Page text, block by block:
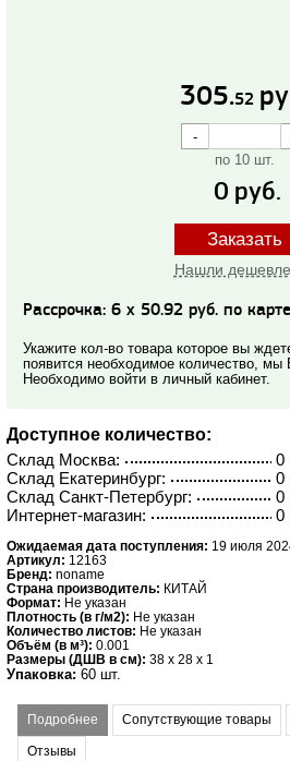
305.52
по 10 шт.
0 руб.
Заказать
Нашли
Рассрочка: 6 x 50.92 руб. по
Укажите кол-во товара которое вы
появится необходимое количество,
Необходимо войти в личный кабинет.
Доступное количество:
0
Склад Москва:
0
Склад Екатеринбург:
0
Склад Санкт-Петербург:
0
Интернет-магазин:
Ожидаемая дата поступления: 19 июля
Артикул: 12163
Бренд: noname
Страна производитель: КИТАЙ
Формат: Не указан
Плотность (в г/м2): Не указан
Количество листов: Не указан
Объём (в м³): 0.001
Размеры (ДШВ в см): 38 x 28 x 1
Упаковка: 60 шт.
Подробнее Сопутствующие товары
Отзывы